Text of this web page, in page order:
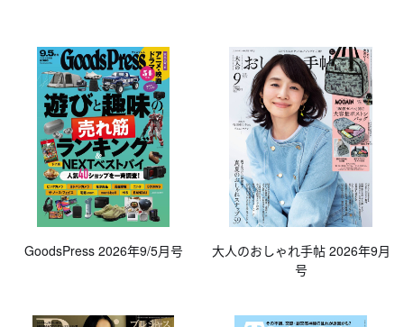
GoodsPress 2026年9/5月号
大人のおしゃれ手帖 2026年9月
号